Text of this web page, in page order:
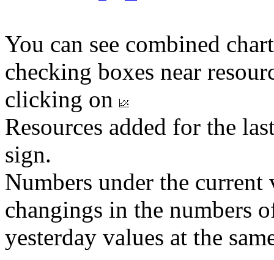
You can see combined
checking boxes near
clicking on
Resources added for the
sign.
Numbers under the
changings in the numbers
yesterday values at the